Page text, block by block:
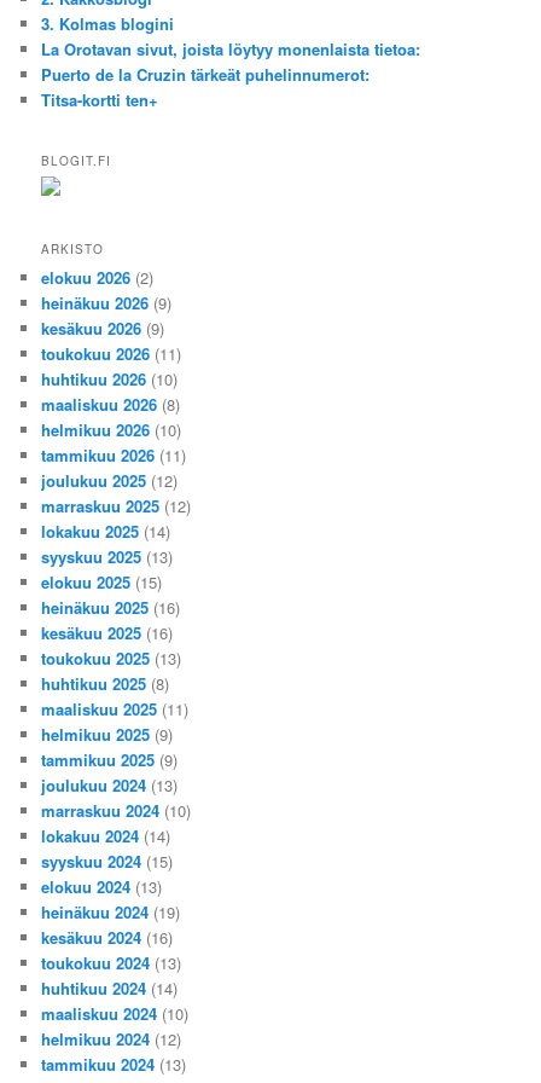
3. Kolmas blogini
La Orotavan sivut, joista löytyy monenlaista tietoa:
Puerto de la Cruzin tärkeät puhelinnumerot:
Titsa-kortti ten+
BLOGIT.FI
ARKISTO
elokuu 2026 (2)
heinäkuu 2026 (9)
kesäkuu 2026 (9)
toukokuu 2026 (11)
huhtikuu 2026 (10)
maaliskuu 2026 (8)
helmikuu 2026 (10)
tammikuu 2026 (11)
joulukuu 2025 (12)
marraskuu 2025 (12)
lokakuu 2025 (14)
syyskuu 2025 (13)
elokuu 2025 (15)
heinäkuu 2025 (16)
kesäkuu 2025 (16)
toukokuu 2025 (13)
huhtikuu 2025 (8)
maaliskuu 2025 (11)
helmikuu 2025 (9)
tammikuu 2025 (9)
joulukuu 2024 (13)
marraskuu 2024 (10)
lokakuu 2024 (14)
syyskuu 2024 (15)
elokuu 2024 (13)
heinäkuu 2024 (19)
kesäkuu 2024 (16)
toukokuu 2024 (13)
huhtikuu 2024 (14)
maaliskuu 2024 (10)
helmikuu 2024 (12)
tammikuu 2024 (13)